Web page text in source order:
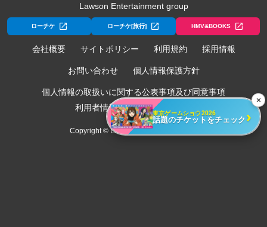
Lawson Entertainment group
ローチケ ローチケ[旅行] HMV&BOOKS
会社概要 サイトポリシー 利用規約 採用情報
お問い合わせ 個人情報保護方針
個人情報の取扱いに関する公表事項及び同意事項
利用者情報の外部送信について
Copyright © Lawson Entertainment, Inc.
✕
東京ゲームショウ2026
話題のチケットをチェック ›